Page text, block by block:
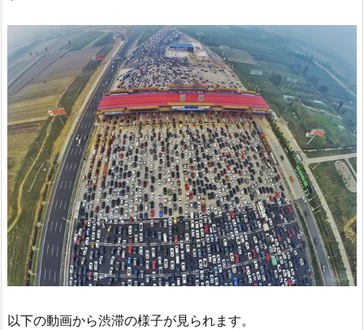
以下の動画から渋滞の様子が見られます。